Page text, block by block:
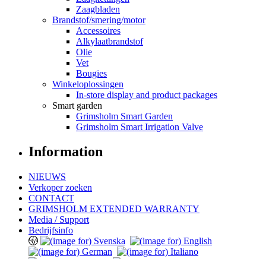
Zaagbladen
Brandstof/smering/motor
Accessoires
Alkylaatbrandstof
Olie
Vet
Bougies
Winkeloplossingen
In-store display and product packages
Smart garden
Grimsholm Smart Garden
Grimsholm Smart Irrigation Valve
Information
NIEUWS
Verkoper zoeken
CONTACT
GRIMSHOLM EXTENDED WARRANTY
Media / Support
Bedrijfsinfo